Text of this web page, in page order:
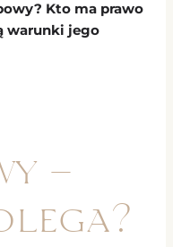
Kto ma prawo
warunki jego
–